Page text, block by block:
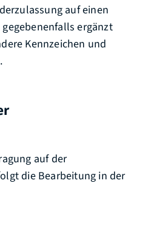
auf einen
ergänzt
Kennzeichen und
auf der
die Bearbeitung in der